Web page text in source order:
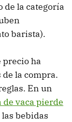
de la categoría
barista).
precio ha
de la compra.
En un
vaca pierde
bebidas